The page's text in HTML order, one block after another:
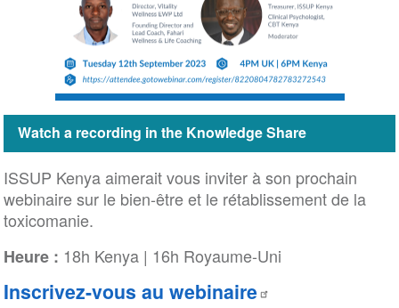
Watch a recording in the Knowledge Share
ISSUP Kenya aimerait vous inviter à son prochain
webinaire sur le bien-être et le rétablissement de la
toxicomanie.
Heure : 18h Kenya | 16h Royaume-Uni
Inscrivez-vous au webinaire